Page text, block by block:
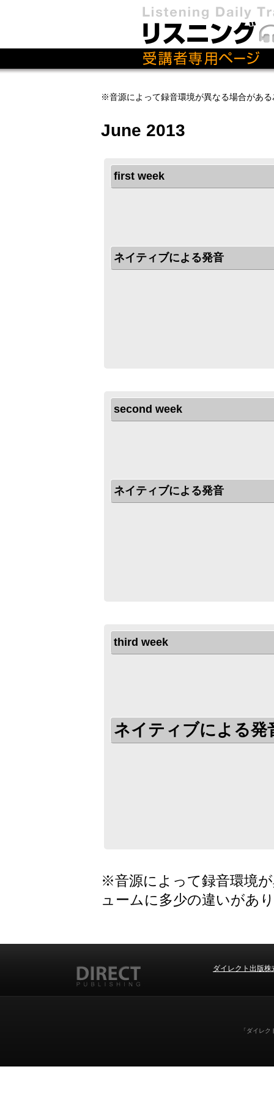
※音源によって録音環境が異なる場合があ
June 2013
first week
ネイティブによる発音
second week
ネイティブによる発音
third week
ネイティブによる発
※音源によって録音環境
ュームに多少の違いがあ
ダイレクト出版株
「ダイレ